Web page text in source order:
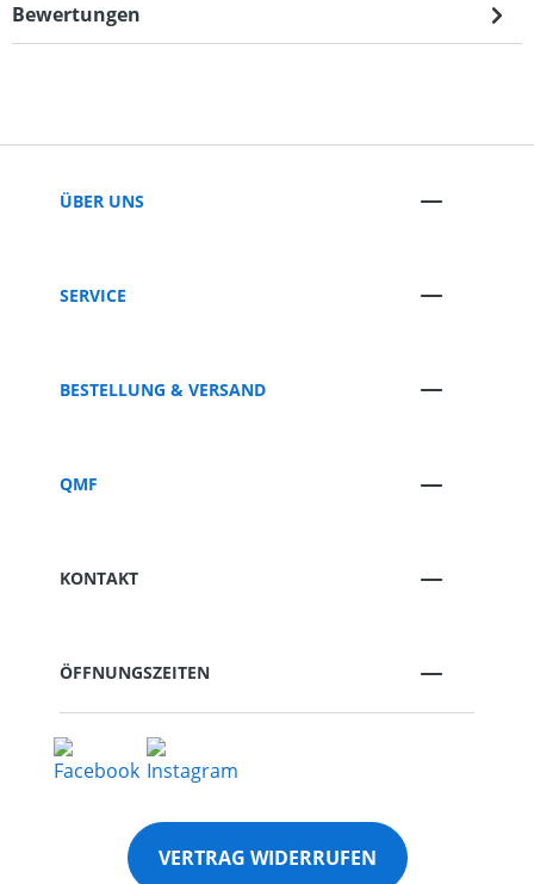
Bewertungen
ÜBER UNS
SERVICE
BESTELLUNG & VERSAND
QMF
KONTAKT
ÖFFNUNGSZEITEN
VERTRAG WIDERRUFEN